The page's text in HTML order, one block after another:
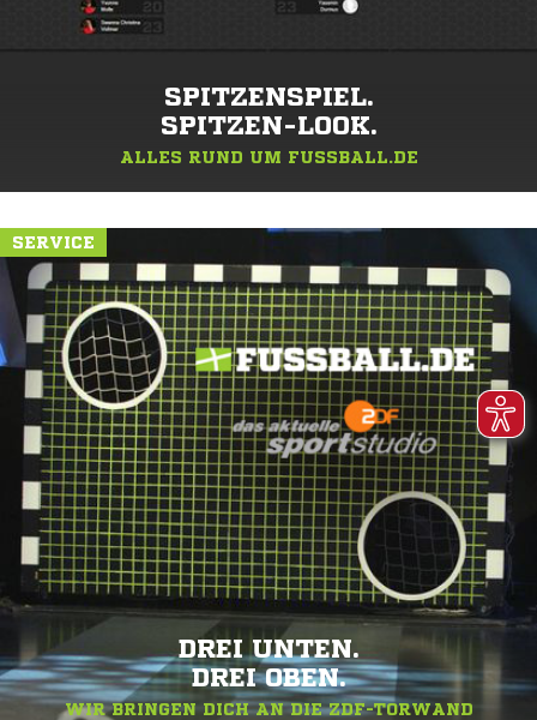
SPITZENSPIEL.
SPITZEN-LOOK.
ALLES RUND UM FUSSBALL.DE
SERVICE
DREI UNTEN.
DREI OBEN.
WIR BRINGEN DICH AN DIE ZDF-TORWAND